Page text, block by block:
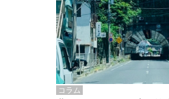
掲載
コラム